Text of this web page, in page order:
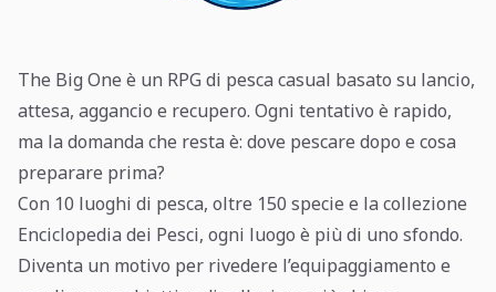
The Big One è un RPG di pesca casual basato su lancio,
attesa, aggancio e recupero. Ogni tentativo è rapido,
ma la domanda che resta è: dove pescare dopo e cosa
preparare prima?
Con 10 luoghi di pesca, oltre 150 specie e la collezione
Enciclopedia dei Pesci, ogni luogo è più di uno sfondo.
Diventa un motivo per rivedere l’equipaggiamento e